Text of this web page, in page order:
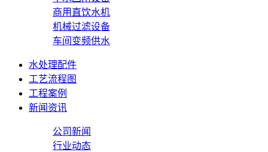
商用直饮水机
机械过滤设备
车间变频供水
水处理配件
工艺流程图
工程案例
新闻资讯
公司新闻
行业动态